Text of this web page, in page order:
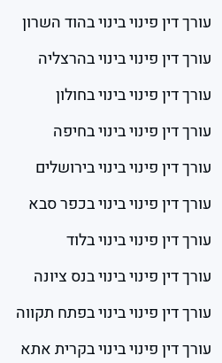
עורך דין פינוי בינוי בהוד השרון
עורך דין פינוי בינוי בהרצליה
עורך דין פינוי בינוי בחולון
עורך דין פינוי בינוי בחיפה
עורך דין פינוי בינוי בירושלים
עורך דין פינוי בינוי בכפר סבא
עורך דין פינוי בינוי בלוד
עורך דין פינוי בינוי בנס ציונה
עורך דין פינוי בינוי בפתח תקווה
עורך דין פינוי בינוי בקרית אתא